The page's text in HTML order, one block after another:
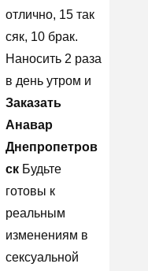
отлично, 15 так
сяк, 10 брак.
Наносить 2 раза
в день утром и
Заказать
Анавар
Днепропетров
скБудьте
готовы к
реальным
изменениям в
сексуальной